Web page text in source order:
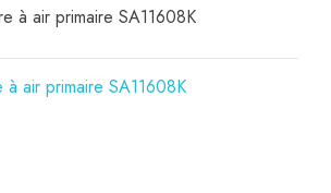
à air primaire SA11608K